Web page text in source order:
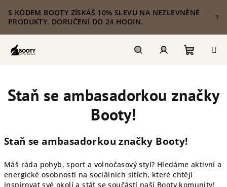
na
obsah
S KÓDEM BOOTY ZÍSKÁŠ 10% SLEVU NA NEZLEVNĚNÉ
PRODUKTY. DORUČENÍ DO 24 HODIN.
košík
Staň se ambasadorkou značky
Booty!
Staň se ambasadorkou značky Booty!
Máš ráda pohyb, sport a volnočasový styl? Hledáme aktivní a
energické osobnosti na sociálních sítích, které chtějí
inspirovat své okolí a stát se součástí naší Booty komunity!